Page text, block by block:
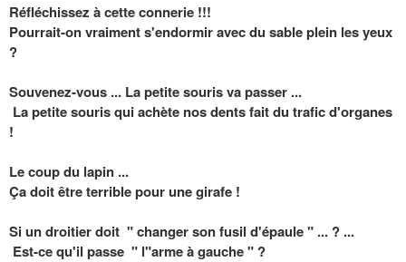
Réfléchissez à cette connerie !!!
Pourrait-on vraiment s'endormir avec du sable plein les yeux
?
Souvenez-vous ... La petite souris va passer ...
La petite souris qui achète nos dents fait du trafic d'organes
!
Le coup du lapin ...
Ça doit être terrible pour une girafe !
Si un droitier doit " changer son fusil d'épaule " ... ? ...
Est-ce qu'il passe " l"arme à gauche " ?